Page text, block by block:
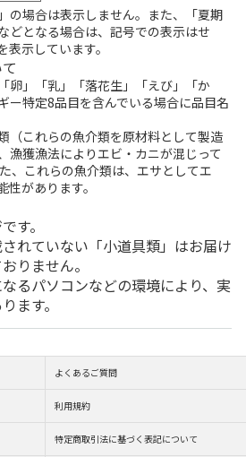
の場合は表示しません。また、「夏期
どとなる場合は、記号での表示はせ
示しています。
卵」「乳」「落花生」「えび」「か
ー特定8品目を含んでいる場合に品目名
（これらの魚介類を原材料として製造
漁獲漁法によりエビ・カニが混じって
、これらの魚介類は、エサとしてエ
があります。
す。
れていない「小道具類」はお届け
りません。
るパソコンなどの環境により、実
ます。
よくあるご質問
利用規約
特定商取引法に基づく表記について